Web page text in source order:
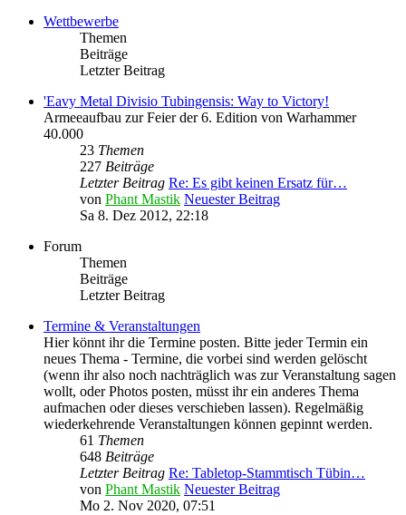
Wettbewerbe
Themen
Beiträge
Letzter Beitrag
'Eavy Metal Divisio Tubingensis: Way to Victory!
Armeeaufbau zur Feier der 6. Edition von Warhammer
40.000
23 Themen
227 Beiträge
Letzter Beitrag Re: Es gibt keinen Ersatz für…
von Phant Mastik Neuester Beitrag
Sa 8. Dez 2012, 22:18
Forum
Themen
Beiträge
Letzter Beitrag
Termine & Veranstaltungen
Hier könnt ihr die Termine posten. Bitte jeder Termin ein
neues Thema - Termine, die vorbei sind werden gelöscht
(wenn ihr also noch nachträglich was zur Veranstaltung sagen
wollt, oder Photos posten, müsst ihr ein anderes Thema
aufmachen oder dieses verschieben lassen). Regelmäßig
wiederkehrende Veranstaltungen können gepinnt werden.
61 Themen
648 Beiträge
Letzter Beitrag Re: Tabletop-Stammtisch Tübin…
von Phant Mastik Neuester Beitrag
Mo 2. Nov 2020, 07:51